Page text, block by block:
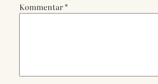
Kommentar*